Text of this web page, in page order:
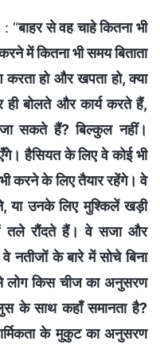
: “बाहर से वह चाहे कितना भी
में कितना भी समय बिताता
करता हो और खपता हो, क्या
ही बोलते और कार्य करते हैं,
सकते हैं? बिल्कुल नहीं।
हैसियत के लिए वे कोई भी
करने के लिए तैयार रहेंगे। वे
या उनके लिए मुश्किलें खड़ी
तले रौंदते हैं। वे सजा और
नतीजों के बारे में सोचे बिना
लोग किस चीज का अनुसरण
के साथ कहाँ समानता है?
के मुकुट का अनुसरण